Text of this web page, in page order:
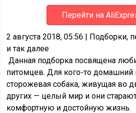
Перейти на
2 августа 2018, 05:56 | Подборки,
и так далее
Данная подборка посвящена
питомцев. Для кого-то домашний
сторожевая собака, живущая во
других — целый мир и они
комфортную и достойную жизнь.